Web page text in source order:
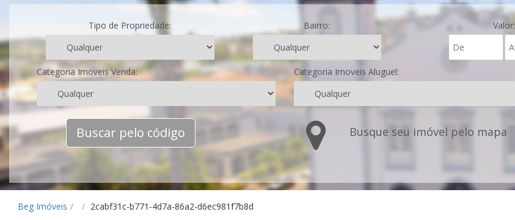
Tipo de Propriedade: Bairro: Valor:
Categoria Imoveis Venda: Categoria Imoveis Aluguel:
Buscar pelo código Busque seu imóvel pelo mapa
Beg Imóveis / / 2cabf31c-b771-4d7a-86a2-d6ec981f7b8d